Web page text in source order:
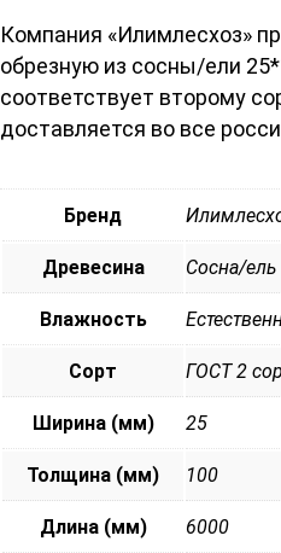
Компания «Илимлесхоз»
обрезную из сосны/ели
соответствует второму
доставляется во все
Бренд
Древесина Сосна/ель
Влажность
Сорт ГОСТ 2
Ширина (мм) 25
Толщина (мм) 100
Длина (мм) 6000